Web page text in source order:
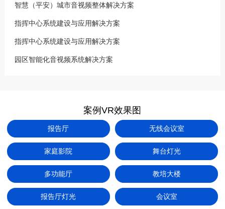
智慧（平安）城市音视频整体解决方案
指挥中心系统建设与应用解决方案
指挥中心系统建设与应用解决方案
园区智能化音视频系统解决方案
智慧医疗音视频系统整体解决方案
现代工厂音视频系统整体解决方案
物流中心音视频系统建设与应用解决方案
无纸化会议系统产品及应用场景
商业中心音视频系统建设与应用解决方案
会议预约系统介绍
案例VR效果图
报告厅 无线会议室
家庭影院 舞台灯光
多功能厅 教培大楼
报告厅灯光 会议室